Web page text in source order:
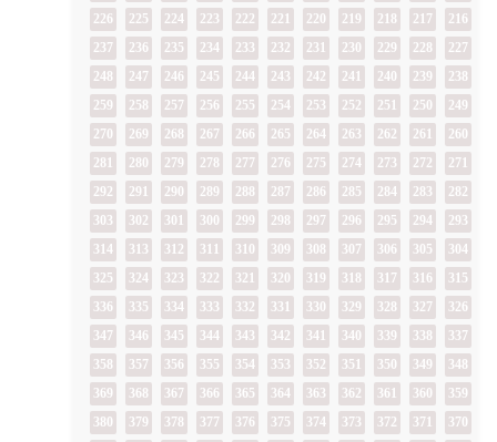
216
217
218
219
220
221
222
223
224
225
226
227
228
229
230
231
232
233
234
235
236
237
238
239
240
241
242
243
244
245
246
247
248
249
250
251
252
253
254
255
256
257
258
259
260
261
262
263
264
265
266
267
268
269
270
271
272
273
274
275
276
277
278
279
280
281
282
283
284
285
286
287
288
289
290
291
292
293
294
295
296
297
298
299
300
301
302
303
304
305
306
307
308
309
310
311
312
313
314
315
316
317
318
319
320
321
322
323
324
325
326
327
328
329
330
331
332
333
334
335
336
337
338
339
340
341
342
343
344
345
346
347
348
349
350
351
352
353
354
355
356
357
358
359
360
361
362
363
364
365
366
367
368
369
370
371
372
373
374
375
376
377
378
379
380